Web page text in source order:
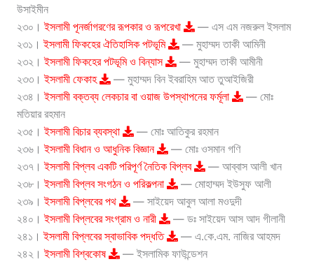
উসাইমীন
২৩০।ইসলামী পূনর্জাগরণের রূপকার ও রূপরেখা
— এস এম নজরুল ইসলাম
২৩১।ইসলামী ফিকহের ঐতিহাসিক পটভূমি
— মুহাম্মদ তাকী আমিনী
২৩২।ইসলামী ফিকহের পটভূমি ও বিন্যাস
— মুহাম্মদ তাকী আমীনী
২৩৩।ইসলামী ফেকাহ
— মুহাম্মদ বিন ইবরাহিম আত তুআইজিরী
২৩৪।ইসলামী বক্তব্য লেকচার বা ওয়াজ উপস্থাপনের ফর্মূলা
— মোঃ
মতিয়ার রহমান
২৩৫।ইসলামী বিচার ব্যবস্থা
— মোঃ আতিকুর রহমান
২৩৬।ইসলামী বিধান ও আধুনিক বিজ্ঞান
— মোঃ ওসমান গণি
২৩৭।ইসলামী বিপ্লব একটি পরিপূর্ণ নৈতিক বিপ্লব
— আব্বাস আলী খান
২৩৮।ইসলামী বিপ্লব সংগঠন ও পরিকল্পনা
— মোহাম্মদ ইউসুফ আলী
২৩৯।ইসলামী বিপ্লবের পথ
— সাইয়েদ আবুল আলা মওদুদী
২৪০।ইসলামী বিপ্লবের সংগ্রাম ও নারী
— ডঃ সাইয়েদ আস আদ গীলানী
২৪১।ইসলামী বিপ্লবের স্বাভাবিক পদ্ধতি
— এ.কে.এম. নাজির আহমদ
২৪২।ইসলামী বিশ্বকোষ — ইসলামিক ফাউন্ডেশন